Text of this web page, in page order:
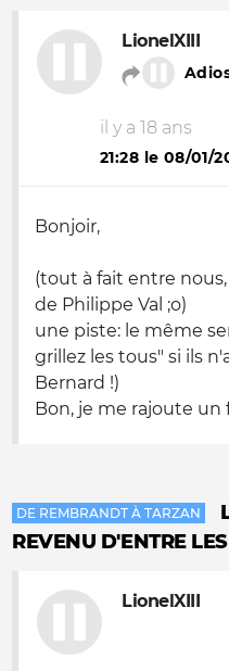
LionelXIII
il y a 18 ans
21:28 le 08/01/
Bonjoir,
(tout à fait entre
de Philippe Val ;o)
une piste: le même
grillez les tous" si ils
Bernard !)
Bon, je me rajoute un
DE REMBRANDT À TARZAN
REVENU D'ENTRE
LionelXIII